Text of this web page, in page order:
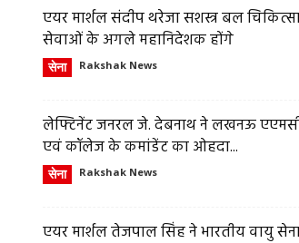
एयर मार्शल संदीप थरेजा सशस्त्र बल
सेवाओं के अगले महानिदेशक होंगे
सेना Rakshak News
लेफ्टिनेंट जनरल जे. देबनाथ ने लखनऊ
एवं कॉलेज के कमांडेंट का ओहदा...
सेना Rakshak News
एयर मार्शल तेजपाल सिंह ने भारतीय वायु